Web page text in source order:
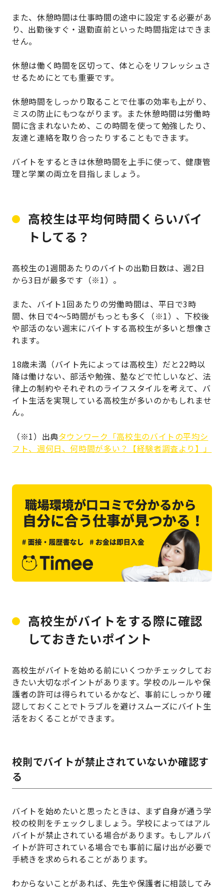
また、休憩時間は仕事時間の途中に設定する必要があ
り、出勤後すぐ・退勤直前といった時間指定はできま
せん。
休憩は働く時間を区切って、体と心をリフレッシュさ
せるためにとても重要です。
休憩時間をしっかり取ることで仕事の効率も上がり、
ミスの防止にもつながります。また休憩時間は労働時
間に含まれないため、この時間を使って勉強したり、
友達と連絡を取り合ったりすることもできます。
バイトをするときは休憩時間を上手に使って、健康管
理と学業の両立を目指しましょう。
高校生は平均何時間くらいバイ
トしてる？
高校生の1週間あたりのバイトの出勤日数は、週2日
から3日が最多です（※1）。
また、バイト1回あたりの労働時間は、平日で3時
間、休日で4～5時間がもっとも多く（※1）、下校後
や部活のない週末にバイトする高校生が多いと想像さ
れます。
18歳未満（バイト先によっては高校生）だと22時以
降は働けない、部活や勉強、塾などで忙しいなど、法
律上の制約やそれぞれのライフスタイルを考えて、バ
イト生活を実現している高校生が多いのかもしれませ
ん。
（※1）出典タウンワーク「高校生のバイトの平均シ
フト、週何日、何時間が多い？【経験者調査より】」
高校生がバイトをする際に確認
しておきたいポイント
高校生がバイトを始める前にいくつかチェックしてお
きたい大切なポイントがあります。学校のルールや保
護者の許可は得られているかなど、事前にしっかり確
認しておくことでトラブルを避けスムーズにバイト生
活をおくることができます。
校則でバイトが禁止されていないか確認す
る
バイトを始めたいと思ったときは、まず自身が通う学
校の校則をチェックしましょう。学校によってはアル
バイトが禁止されている場合があります。もしアルバ
イトが許可されている場合でも事前に届け出が必要で
手続きを求められることがあります。
わからないことがあれば、先生や保護者に相談してみ